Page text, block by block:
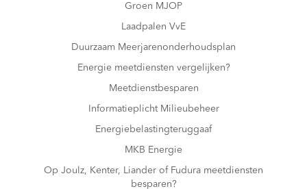
Groen MJOP
Laadpalen VvE
Duurzaam Meerjarenonderhoudsplan
Energie meetdiensten vergelijken?
Meetdienstbesparen
Informatieplicht Milieubeheer
Energiebelastingteruggaaf
MKB Energie
Op Joulz, Kenter, Liander of Fudura meetdiensten
besparen?